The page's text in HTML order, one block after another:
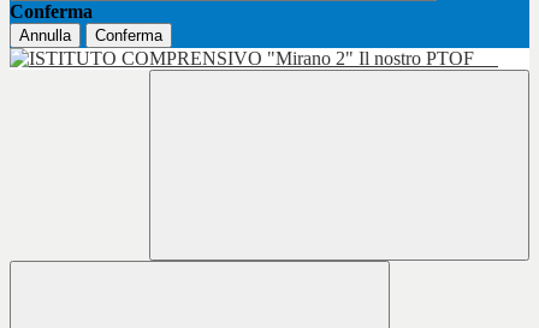
Conferma
Annulla Conferma
Il nostro PTOF